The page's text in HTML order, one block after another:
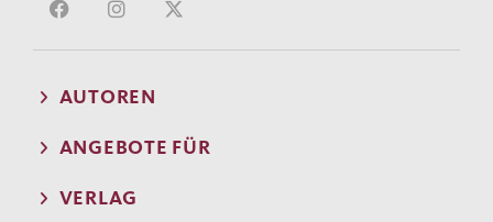
AUTOREN
ANGEBOTE FÜR
VERLAG